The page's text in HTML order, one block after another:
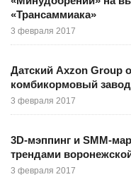
«Трансаммиака»
3 февраля 2017
Датский Axzon Group
комбикормовый
3 февраля 2017
3D-мэппинг и SMM-
трендами
3 февраля 2017